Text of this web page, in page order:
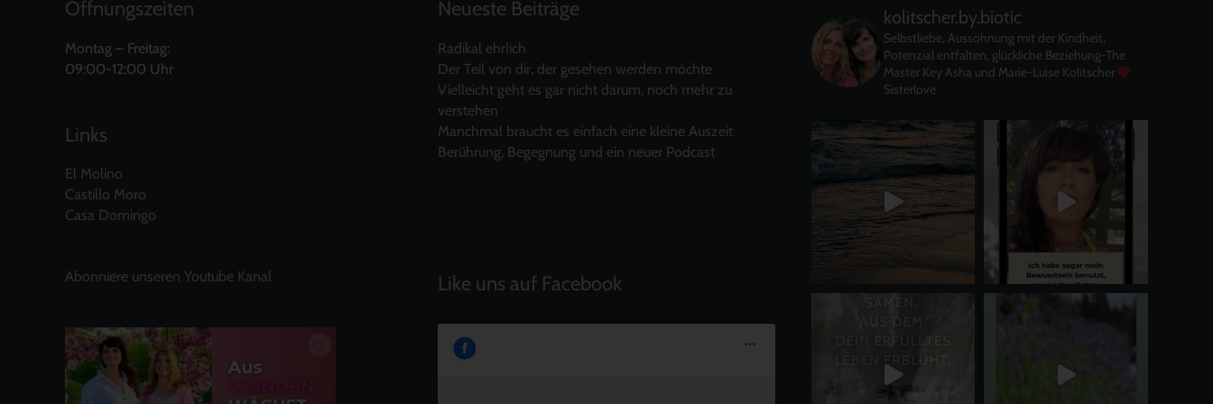
Öffnungszeiten
Montag – Freitag:
09:00-12:00 Uhr
Links
El Molino
Castillo Moro
Casa Domingo
Abonniere unseren Youtube Kanal
Neueste Beiträge
Radikal ehrlich
Der Teil von dir, der gesehen werden möchte
Vielleicht geht es gar nicht darum, noch mehr zu
verstehen
Manchmal braucht es einfach eine kleine Auszeit
Berührung, Begegnung und ein neuer Podcast
Like uns auf Facebook
kolitscher.by.biotic
Selbstliebe, Aussöhnung mit der Kindheit,
Potenzial entfalten, glückliche Beziehung-The
Master KeyAsha und Marie-Luise Kolitscher
Sisterlove